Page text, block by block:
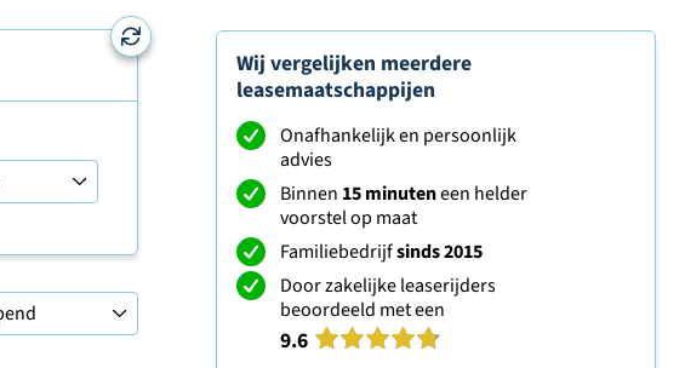
Wij vergelijken meerdere
leasemaatschappijen
Onafhankelijk en persoonlijk
advies
Binnen 15 minuteneen helder
voorstel op maat
Familiebedrijfsinds 2015
Door zakelijke leaserijders
beoordeeld met een
9.6